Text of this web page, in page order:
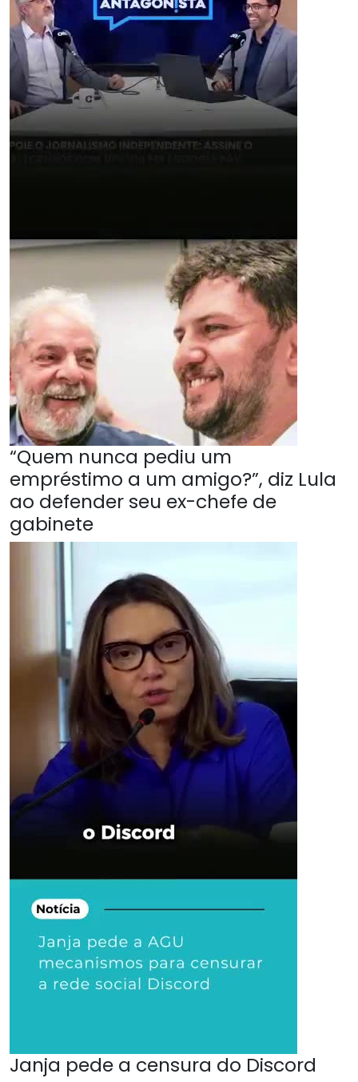
“Quem nunca pediu um
empréstimo a um amigo?”, diz Lula
ao defender seu ex-chefe de
gabinete
Janja pede a censura do Discord